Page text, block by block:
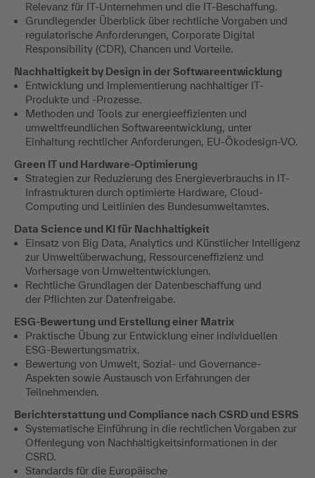
Relevanz für IT-Unternehmen und die IT-Beschaffung.
Grundlegender Überblick über rechtliche Vorgaben und
regulatorische Anforderungen, Corporate Digital
Responsibility (CDR), Chancen und Vorteile.
​Nachhaltigkeit by Design in der Softwareentwicklung
Entwicklung und Implementierung nachhaltiger IT-
Produkte und -Prozesse.
Methoden und Tools zur energieeffizienten und
umweltfreundlichen Softwareentwicklung, unter
Einhaltung rechtlicher Anforderungen, EU-Ökodesign-VO.
​Green IT und Hardware-Optimierung
Strategien zur Reduzierung des Energieverbrauchs in IT-
Infrastrukturen durch optimierte Hardware, Cloud-
Computing und Leitlinien des Bundesumweltamtes.
​Data Science und KI für Nachhaltigkeit
Einsatz von Big Data, Analytics und Künstlicher Intelligenz
zur Umweltüberwachung, Ressourceneffizienz und
Vorhersage von Umweltentwicklungen.
Rechtliche Grundlagen der Datenbeschaffung und
der Pflichten zur Datenfreigabe.
​ESG-Bewertung und Erstellung einer Matrix
Praktische Übung zur Entwicklung einer individuellen
ESG-Bewertungsmatrix.
Bewertung von Umwelt, Sozial- und Governance-
Aspekten sowie Austausch von Erfahrungen der
Teilnehmenden.
​Berichterstattung und Compliance nach CSRD und ESRS
Systematische Einführung in die rechtlichen Vorgaben zur
Offenlegung von Nachhaltigkeitsinformationen in der
CSRD.
Standards für die Europäische